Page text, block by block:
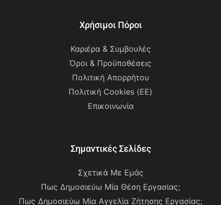
Χρήσιμοι Πόροι
Καριέρα & Συμβουλές
Όροι & Προϋποθέσεις
Πολιτική Απορρήτου
Πολιτική Cookies (ΕΕ)
Επικοινωνία
Σημαντικές Σελίδες
Σχετικά Με Εμάς
Πως Δημοσιεύω Μία Θέση Εργασίας;
Πως Δημοσιεύω Μία Αγγελία Ζήτησης Εργασίας;